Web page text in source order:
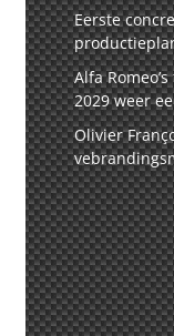
Eerste
Alfa
2029 weer
Olivier